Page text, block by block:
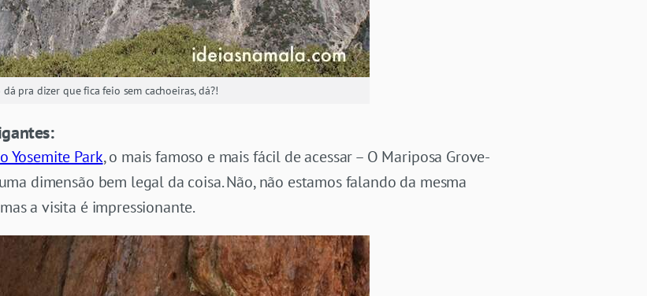
pra dizer que fica feio sem cachoeiras, dá?!
Yosemite Park, o mais famoso e mais fácil de acessar – O Mariposa Grove-
dimensão bem legal da coisa. Não, não estamos falando da mesma
a visita é impressionante.